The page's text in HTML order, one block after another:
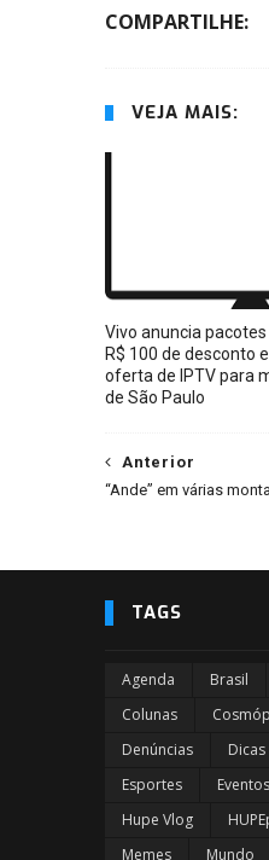
COMPARTILHE:
VEJA MAIS:
Vivo anuncia
R$ 100 de desconto
oferta de IPTV para
de São Paulo
Anterior
“Ande” em várias
TAGS
Agenda Brasil
Colunas
Denúncias
Dicas
Esportes
Eventos
Hupe Vlog
Memes
Mundo